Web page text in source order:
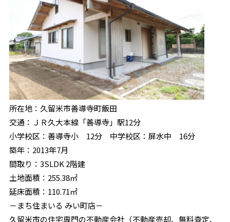
所在地：久留米市善導寺町飯田
交通：ＪＲ久大本線「善導寺」駅12分
小学校区：善導寺小 12分 中学校区：屏水中 16分
築年：2013年7月
間取り：3SLDK 2階建
土地面積：255.38㎡
延床面積：110.71㎡
－まち住まいる みい町店－
久留米市の住宅専門の不動産会社（不動産売却、無料査定、